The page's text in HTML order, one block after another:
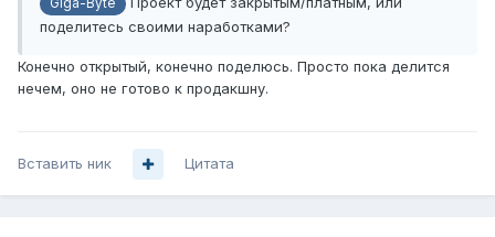
Giga-Byte
поделитесь своими наработками?
Конечно открытый, конечно поделюсь. Просто пока делится
нечем, оно не готово к продакшну.
Вставить ник Цитата